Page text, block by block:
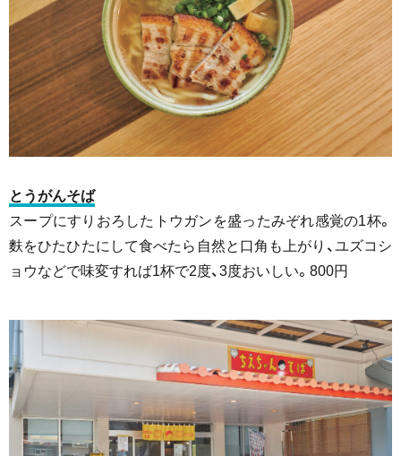
とうがんそば
スープにすりおろしたトウガンを盛ったみぞれ感覚の1杯。
麩をひたひたにして食べたら自然と口角も上がり、ユズコシ
ョウなどで味変すれば1杯で2度、3度おいしい。800円